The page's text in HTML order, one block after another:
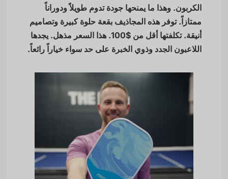
الكربون. وهذا ما يمنحها جودة تدوم طويلاً ودوراناً
ممتازاً. توفر هذه المجاذيف بقعة حلوة كبيرة وتصاميم
أنيقة. تكلفتها أقل من $100. هذا السعر مذهل. يجدها
اللاعبون الجدد وذوي الخبرة على حد سواء خياراً رائعاً.